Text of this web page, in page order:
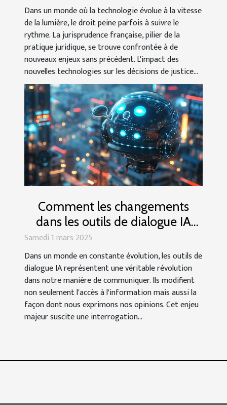
Dans un monde où la technologie évolue à la vitesse
de la lumière, le droit peine parfois à suivre le
rythme. La jurisprudence française, pilier de la
pratique juridique, se trouve confrontée à de
nouveaux enjeux sans précédent. L'impact des
nouvelles technologies sur les décisions de justice...
Comment les changements
dans les outils de dialogue IA
influencent la liberté
d'expression
Samedi 1 mars 2025
Dans un monde en constante évolution, les outils de
dialogue IA représentent une véritable révolution
dans notre manière de communiquer. Ils modifient
non seulement l'accès à l'information mais aussi la
façon dont nous exprimons nos opinions. Cet enjeu
majeur suscite une interrogation...